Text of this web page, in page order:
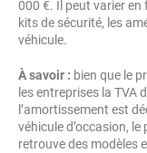
000 €. Il peut varier
kits de sécurité, les
véhicule.
À savoir : bien que le
les entreprises la TVA
l’amortissement est
véhicule d’occasion,
retrouve des modèles